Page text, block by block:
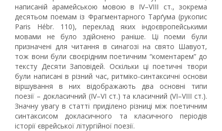
написаній арамейською мовою в IV–VIII ст., зокрема
десятьом поемам із Фрагментарного Тарґума (рукопис
Paris Hébr. 110), переклад яких індоєвропейськими
мовами не було здійснено раніше. Ці поеми були
призначені для читання в синагозі на свято Шавуот,
тож вони були своєрідним поетичним “коментарем” до
тексту Десяти Заповідей. Оскільки ці поетичні твори
були написані в різний час, ритміко-синтаксичні основи
віршування в них відображають два основні типи
поезії – докласичний (IV–VI ст.) та класичний (VI–VIII ст.).
Значну увагу в статті приділено різниці між поетичним
синтаксисом докласичного та класичного періодів
історії єврейської літургійної поезії.